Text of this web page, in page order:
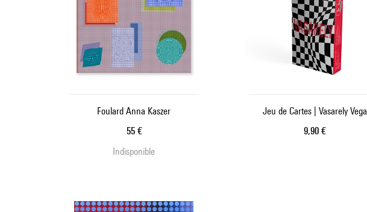
Foulard Anna Kaszer
Prix ​​actuel
55 €
Indisponible
Jeu de Cartes | Vasarely Vega
Prix ​​actuel
9,90 €